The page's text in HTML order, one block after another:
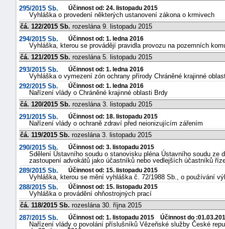
295/2015 Sb.
Účinnost od: 24. listopadu 2015
Vyhláška o provedení některých ustanovení zákona o krmivech
čá. 122/2015 Sb. rozeslána 9. listopadu 2015
294/2015 Sb.
Účinnost od: 1. ledna 2016
Vyhláška, kterou se provádějí pravidla provozu na pozemních
čá. 121/2015 Sb. rozeslána 5. listopadu 2015
293/2015 Sb.
Účinnost od: 1. ledna 2016
Vyhláška o vymezení zón ochrany přírody Chráněné krajinné
292/2015 Sb.
Účinnost od: 1. ledna 2016
Nařízení vlády o Chráněné krajinné oblasti Brdy
čá. 120/2015 Sb. rozeslána 3. listopadu 2015
291/2015 Sb.
Účinnost od: 18. listopadu 2015
Nařízení vlády o ochraně zdraví před neionizujícím zářením
čá. 119/2015 Sb. rozeslána 3. listopadu 2015
290/2015 Sb.
Účinnost od: 3. listopadu 2015
Sdělení Ústavního soudu o stanovisku pléna Ústavního soudu ze
zastoupení advokátů jako účastníků nebo vedlejších účastníků
289/2015 Sb.
Účinnost od: 15. listopadu 2015
Vyhláška, kterou se mění vyhláška č. 72/1988 Sb., o používání
288/2015 Sb.
Účinnost od: 15. listopadu 2015
Vyhláška o provádění ohňostrojných prací
čá. 118/2015 Sb. rozeslána 30. října 2015
287/2015 Sb.
Účinnost od: 1. listopadu 2015 Účinnost do
Nařízení vlády o povolání příslušníků Vězeňské služby České